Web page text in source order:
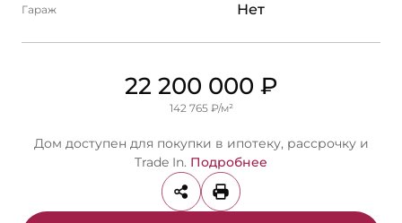
Гараж Нет
22 200 000 ₽
142 765 ₽/м²
Дом доступен для покупки в ипотеку, рассрочку и
Trade In. Подробнее